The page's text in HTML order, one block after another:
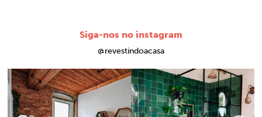
Siga-nos no instagram
@revestindoacasa